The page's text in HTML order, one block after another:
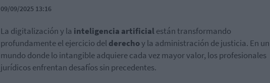
09/09/2025 13:16
La digitalización y la inteligencia artificialestán transformando
profundamente el ejercicio delderechoy la administración de justicia. En un
mundo donde lo intangible adquiere cada vez mayor valor, los profesionales
jurídicos enfrentan desafíos sin precedentes.